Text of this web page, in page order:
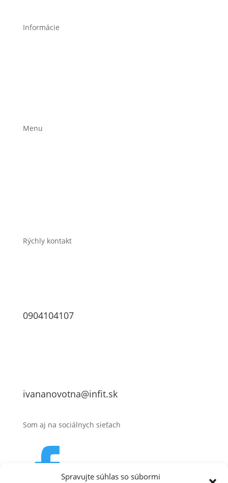
Spravujte súhlas so súbormi
Informácie
Menu
Rýchly kontakt
0904104107
ivananovotna@infit.sk
Som aj na sociálnych sieťach
